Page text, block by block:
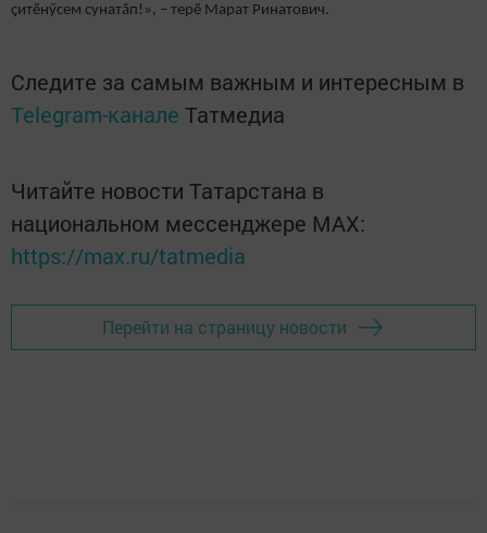
ҫитӗнӳсем сунатӑп!», – терӗ Марат Ринатович.
Следите за самым важным и интересным в
Telegram-канале Татмедиа
Читайте новости Татарстана в
национальном мессенджере MАХ:
https://max.ru/tatmedia
Перейти на страницу новости